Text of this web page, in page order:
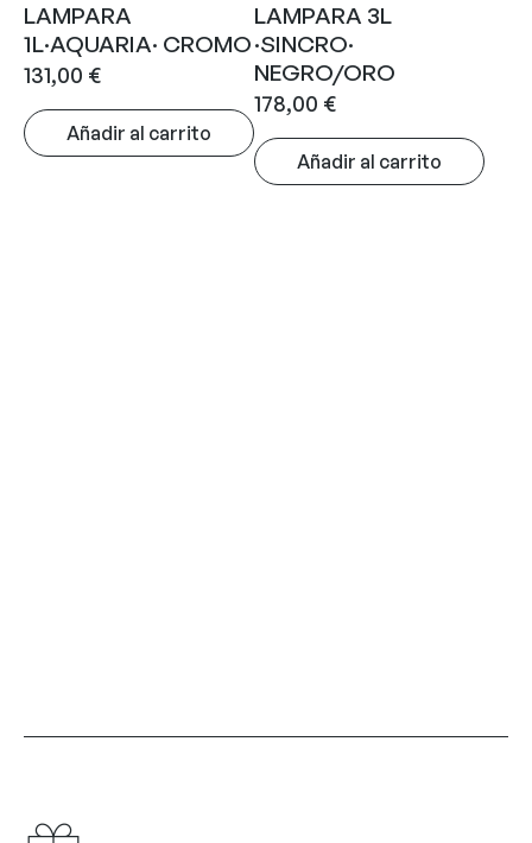
LAMPARA
1L·AQUARIA· CROMO
131,00 €
Añadir al carrito
LAMPARA 3L
·SINCRO·
NEGRO/ORO
178,00 €
Añadir al carrito